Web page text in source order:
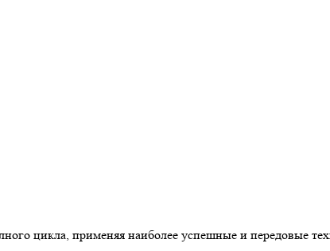
цикла, применяя наиболее успешные и передовые